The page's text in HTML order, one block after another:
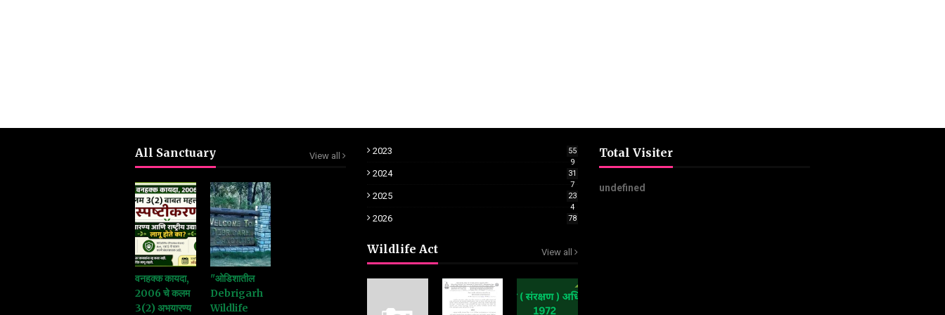
All Sanctuary View all
वनहक्क कायदा,
2006 चे कलम
3(2) अभयारण्य
"ओडिशातील
Debrigarh
Wildlife
2023
55
9
2024
31
7
2025
23
4
2026 78
Wildlife Act View all
Total Visiter
und efned